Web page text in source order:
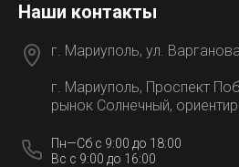
Наши контакты
г. Мариуполь, ул.
г. Мариуполь, Проспект
рынок Солнечный,
Пн—Сб с 9:00 до 18:00
Вс с 9:00 до 16:00